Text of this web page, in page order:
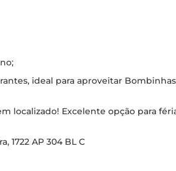
ideal para aproveitar
localizado! Excelente opção para
1722 AP 304 BL C